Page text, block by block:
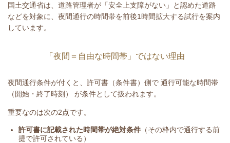
国土交通省は、道路管理者が「安全上支障がない」と認めた道路
などを対象に、夜間通行の時間帯を前後1時間拡大する試行を案内
しています。
「夜間＝自由な時間帯」ではない理由
夜間通行条件が付くと、許可書（条件書）側で 通行可能な時間帯
（開始・終了時刻） が条件として扱われます。
重要なのは次の2点です。
許可書に記載された時間帯が絶対条件 （その枠内で通行する前
提で許可されている）